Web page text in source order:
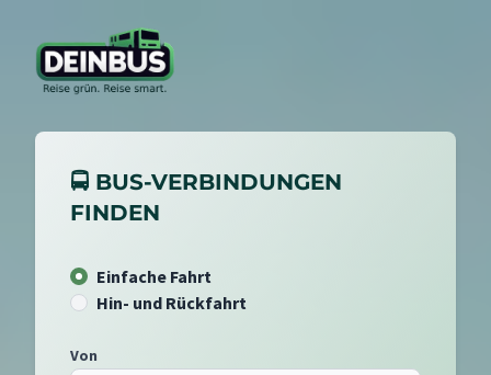
🚍 BUS-VERBINDUNGEN
FINDEN
Einfache Fahrt
Hin- und Rückfahrt
Von